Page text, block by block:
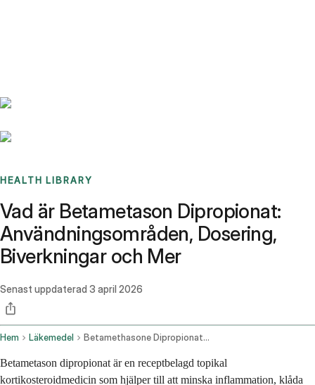
HEALTH LIBRARY
Vad är Betametason Dipropionat:
Användningsområden, Dosering,
Biverkningar och Mer
Senast uppdaterad 3 april 2026
Hem Läkemedel Betamethasone Dipropionate Topical Application Route
Betametason dipropionat är en receptbelagd topikal
kortikosteroidmedicin som hjälper till att minska inflammation, klåda